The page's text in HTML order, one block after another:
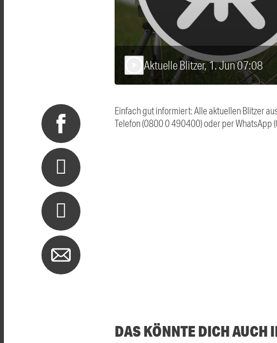
Aktuelle Blitzer, 1. Jun 07:08
Einfach gut informiert: Alle aktuellen Blitzer
Telefon (0800 0 490400) oder per WhatsApp
DAS KÖNNTE DICH AUCH